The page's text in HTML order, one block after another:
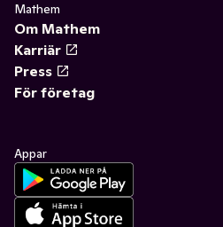
Mathem
Om Mathem
Karriär
Press
För företag
Appar